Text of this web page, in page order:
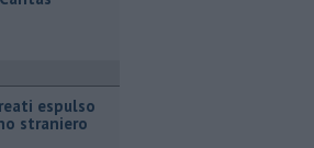
espulso
straniero